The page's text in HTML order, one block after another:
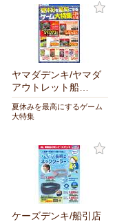
ヤマダデンキ/ヤマダ
アウトレット船…
夏休みを最高にするゲーム
大特集
ケーズデンキ/船引店